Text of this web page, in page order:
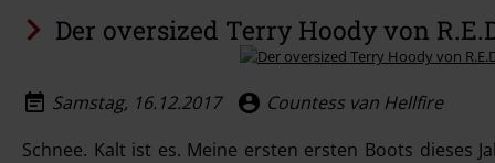
Der oversized Terry Hoody von
Samstag, 16.12.2017
Countess van Hellfire
Schnee. Kalt ist es. Meine ersten ersten Boots dieses